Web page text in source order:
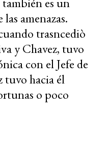
amenazas.
trasncediò
y Chavez, tuvo
con el Jefe de
tuvo hacia él
o poco